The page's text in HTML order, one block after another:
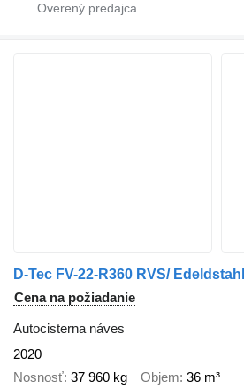
Cena na požiadanie
Autocisterna náves
2020
Nosnosť 37 960 kg Objem 36 m³